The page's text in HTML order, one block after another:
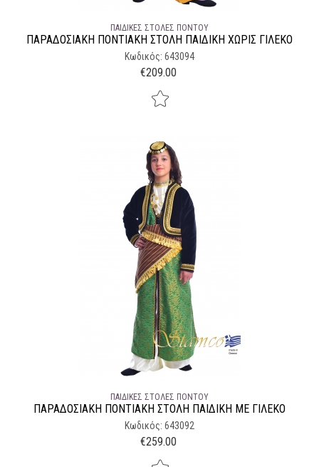
ΠΑΙΔΙΚΈΣ ΣΤΟΛΈΣ ΠΌΝΤΟΥ
ΠΑΡΑΔΟΣΙΑΚΉ ΠΟΝΤΙΑΚΉ ΣΤΟΛΉ ΠΑΙΔΙΚΉ ΧΩΡΊΣ ΓΙΛΈΚΟ
Κωδικός: 643094
€209.00
ΠΑΙΔΙΚΈΣ ΣΤΟΛΈΣ ΠΌΝΤΟΥ
ΠΑΡΑΔΟΣΙΑΚΉ ΠΟΝΤΙΑΚΉ ΣΤΟΛΉ ΠΑΙΔΙΚΉ ΜΕ ΓΙΛΈΚΟ
Κωδικός: 643092
€259.00